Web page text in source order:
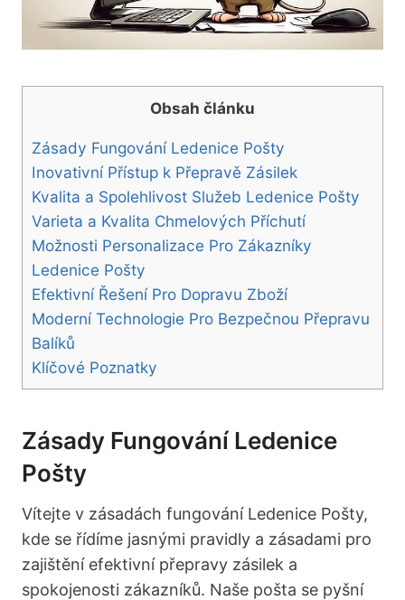
Obsah článku
Zásady Fungování Ledenice Pošty
Inovativní Přístup k Přepravě Zásilek
Kvalita a Spolehlivost Služeb Ledenice Pošty
Varieta a Kvalita Chmelových Příchutí
Možnosti Personalizace Pro Zákazníky
Ledenice Pošty
Efektivní Řešení Pro Dopravu Zboží
Moderní Technologie Pro Bezpečnou Přepravu
Balíků
Klíčové Poznatky
Zásady Fungování Ledenice
Pošty
Vítejte v zásadách fungování Ledenice Pošty,
kde se řídíme jasnými pravidly a zásadami pro
zajištění efektivní přepravy zásilek a
spokojenosti zákazníků. Naše pošta se pyšní